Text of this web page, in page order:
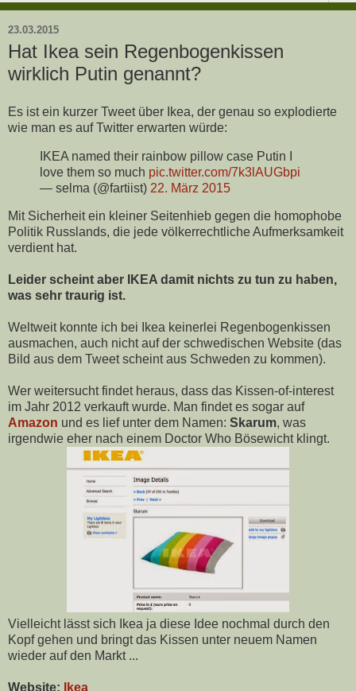
23.03.2015
Hat Ikea sein Regenbogenkissen
wirklich Putin genannt?
Es ist ein kurzer Tweet über Ikea, der genau so explodierte
wie man es auf Twitter erwarten würde:
IKEA named their rainbow pillow case Putin I
love them so much pic.twitter.com/7k3lAUGbpi
— selma (@fartiist) 22. März 2015
Mit Sicherheit ein kleiner Seitenhieb gegen die homophobe
Politik Russlands, die jede völkerrechtliche Aufmerksamkeit
verdient hat.
Leider scheint aber IKEA damit nichts zu tun zu haben,
was sehr traurig ist.
Weltweit konnte ich bei Ikea keinerlei Regenbogenkissen
ausmachen, auch nicht auf der schwedischen Website (das
Bild aus dem Tweet scheint aus Schweden zu kommen).
Wer weitersucht findet heraus, dass das Kissen-of-interest
im Jahr 2012 verkauft wurde. Man findet es sogar auf
Amazon und es lief unter dem Namen: Skarum, was
irgendwie eher nach einem Doctor Who Bösewicht klingt.
Vielleicht lässt sich Ikea ja diese Idee nochmal durch den
Kopf gehen und bringt das Kissen unter neuem Namen
wieder auf den Markt ...
Website: Ikea